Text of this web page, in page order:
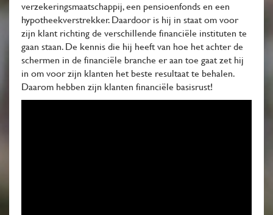
verzekeringsmaatschappij, een pensioenfonds en een
hypotheekverstrekker. Daardoor is hij in staat om voor
zijn klant richting de verschillende financiële instituten te
gaan staan. De kennis die hij heeft van hoe het achter de
schermen in de financiële branche er aan toe gaat zet hij
in om voor zijn klanten het beste resultaat te behalen.
Daarom hebben zijn klanten financiële basisrust!